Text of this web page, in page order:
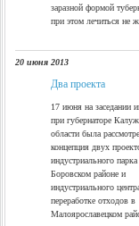
заразной формой
при этом лечиться не
20 июня 2013
Два проекта
17 июня на заседании
при губернаторе
области была
концепция двух
индустриального
Боровском районе и
индустриального
переработке отходов в
Малоярославецком